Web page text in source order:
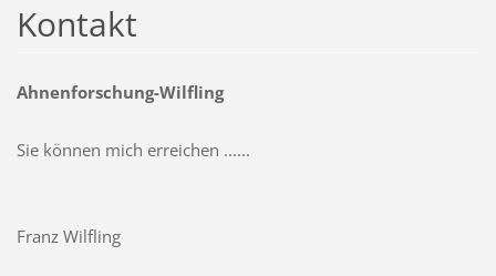
Kontakt
Ahnenforschung-Wilfling
Sie können mich erreichen ......
Franz Wilfling